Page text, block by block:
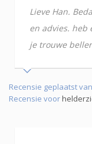
Lieve Han.
en advies. heb
je trouwe
Recensie geplaatst
Recensie voor